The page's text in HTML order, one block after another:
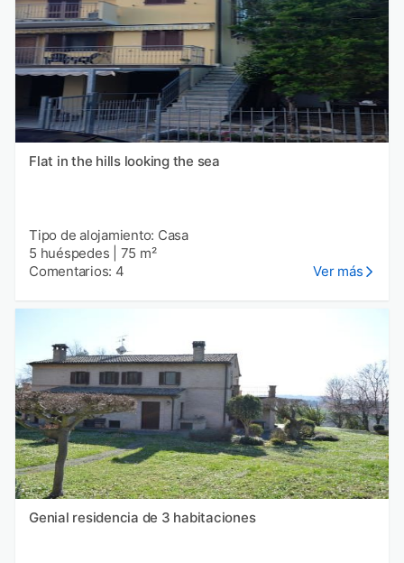
Flat in the hills looking the sea
Tipo de alojamiento: Casa
5 huéspedes
75 m²
Comentarios: 4
Ver más
Genial residencia de 3 habitaciones